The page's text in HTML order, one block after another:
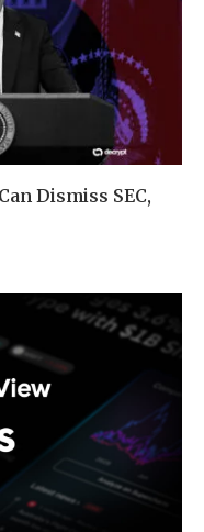
Dismiss SEC,